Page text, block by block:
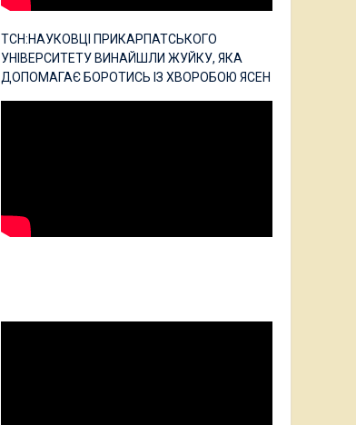
ТСН:НАУКОВЦІ ПРИКАРПАТСЬКОГО
УНІВЕРСИТЕТУ ВИНАЙШЛИ ЖУЙКУ, ЯКА
ДОПОМАГАЄ БОРОТИСЬ ІЗ ХВОРОБОЮ ЯСЕН